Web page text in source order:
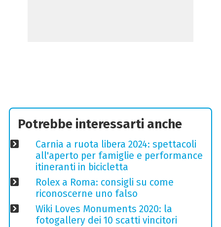
Potrebbe interessarti anche
Carnia a ruota libera 2024: spettacoli
all'aperto per famiglie e performance
itineranti in bicicletta
Rolex a Roma: consigli su come
riconoscerne uno falso
Wiki Loves Monuments 2020: la
fotogallery dei 10 scatti vincitori